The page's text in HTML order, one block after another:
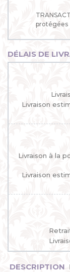
protégées
DÉLAIS DE
Livraison
Livraison à la
Livraison
DESCRIPTION